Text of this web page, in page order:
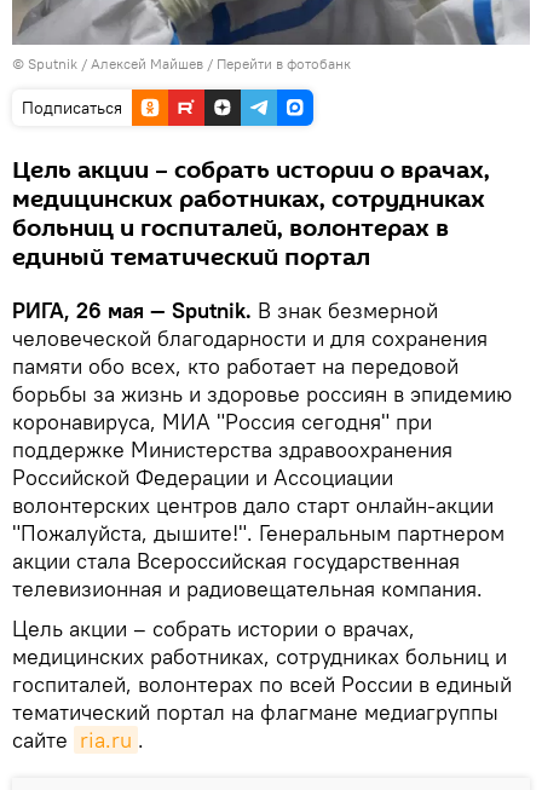
© Sputnik / Алексей Майшев / Перейти в фотобанк
Подписаться
Цель акции – собрать истории о врачах,
медицинских работниках, сотрудниках
больниц и госпиталей, волонтерах в
единый тематический портал
РИГА, 26 мая — Sputnik. В знак безмерной
человеческой благодарности и для сохранения
памяти обо всех, кто работает на передовой
борьбы за жизнь и здоровье россиян в эпидемию
коронавируса, МИА "Россия сегодня" при
поддержке Министерства здравоохранения
Российской Федерации и Ассоциации
волонтерских центров дало старт онлайн-акции
"Пожалуйста, дышите!". Генеральным партнером
акции стала Всероссийская государственная
телевизионная и радиовещательная компания.
Цель акции – собрать истории о врачах,
медицинских работниках, сотрудниках больниц и
госпиталей, волонтерах по всей России в единый
тематический портал на флагмане медиагруппы
сайте ria.ru .